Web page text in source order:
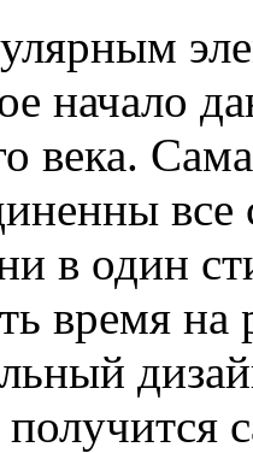
начало
века.
в один
время на